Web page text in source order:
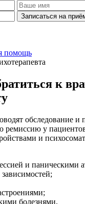
Записаться на
помощь
к
обследование и
ремиссию у
и
и паническими
болезнями.